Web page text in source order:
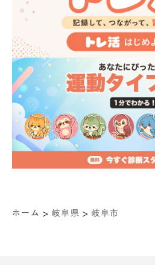
ホーム > 岐阜県 > 岐阜市